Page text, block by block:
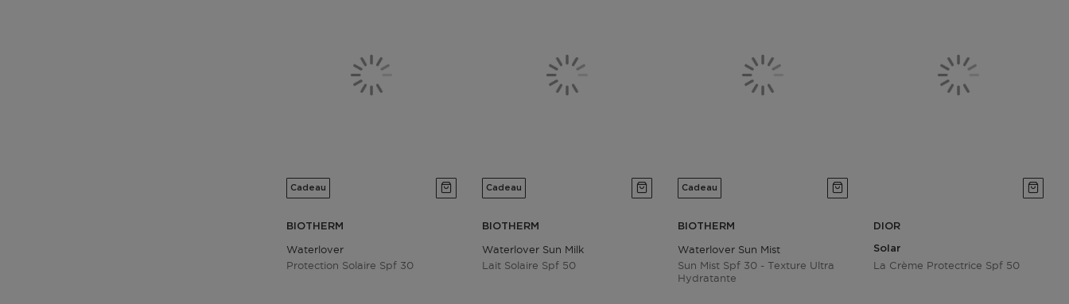
Cadeau
BIOTHERM
Waterlover
Protection Solaire Spf 30
Cadeau
BIOTHERM
Waterlover Sun Milk
Lait Solaire Spf 50
Cadeau
BIOTHERM
Waterlover Sun Mist
Sun Mist Spf 30 - Texture Ultra
Hydratante
DIOR
Solar
La Crème Protectrice Spf 50